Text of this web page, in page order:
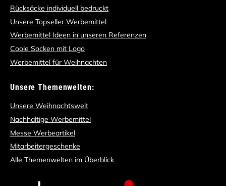
Rücksäcke individuell bedruckt
Unsere Topseller Werbemittel
Werbemittel Ideen in unseren Referenzen
Coole Socken mit Logo
Werbemittel für Weihnachten
Unsere Themenwelten:
Unsere Weihnachtswelt
Nachhaltige Werbemittel
Messe Werbeartikel
Mitarbeitergeschenke
Alle Themenwelten im Überblick